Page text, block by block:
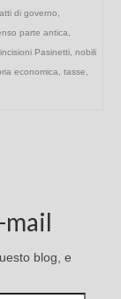
atti di governo
parte antica
incisioni Pasinetti nobili
economica tasse
blog, e